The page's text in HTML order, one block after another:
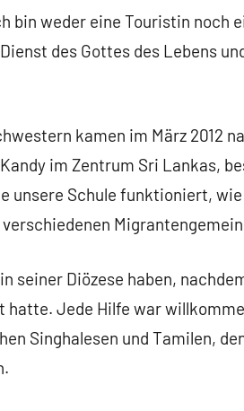
bin weder eine Touristin noch
des Gottes des Lebens
kamen im März 2012
im Zentrum Sri Lankas,
unsere Schule funktioniert,
seiner Diözese haben,
Jede Hilfe war
Singhalesen und Tamilen,